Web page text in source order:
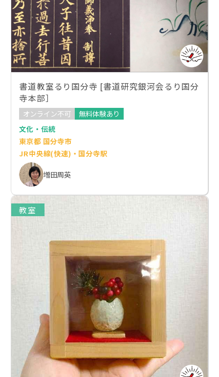
書道教室るり国分寺 [書道研究銀河会るり国分
寺本部］
オンライン不可
無料体験あり
文化・伝統
東京都 国分寺市
JR中央線(快速)・国分寺駅
増田周英
教室